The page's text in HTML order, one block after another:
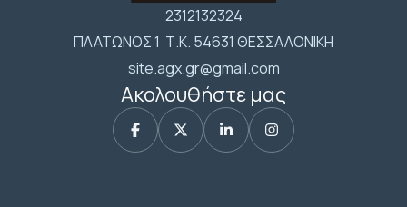
2312132324
ΠΛΑΤΩΝΟΣ 1 Τ.Κ. 54631 ΘΕΣΣΑΛΟΝΙΚΗ
site.agx.gr@gmail.com
Ακολουθήστε μας